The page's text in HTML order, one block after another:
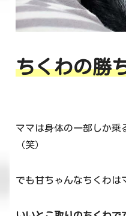
ちくわの勝
ママは身体の一部しか乗
（笑）
でも甘ちゃんなちくわは